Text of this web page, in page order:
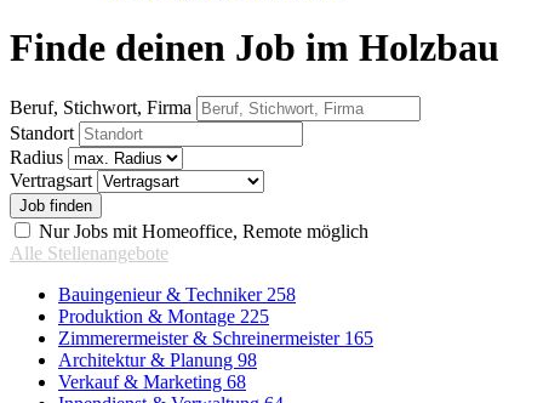
Finde deinen Job im Holzbau
Beruf, Stichwort, Firma
Standort
Radius
Vertragsart
Nur Jobs mit Homeoffice, Remote möglich
Alle Stellenangebote
Bauingenieur & Techniker 258
Produktion & Montage 225
Zimmerermeister & Schreinermeister 165
Architektur & Planung 98
Verkauf & Marketing 68